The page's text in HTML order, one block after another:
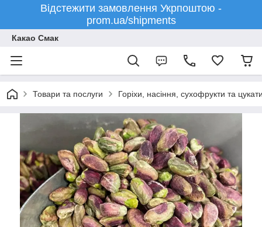
Відстежити замовлення Укрпоштою -
prom.ua/shipments
Какао Смак
Товари та послуги Горіхи, насіння, сухофрукти та